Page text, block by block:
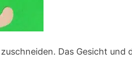
Das Gesicht und